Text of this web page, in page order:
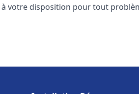
votre disposition pour tout